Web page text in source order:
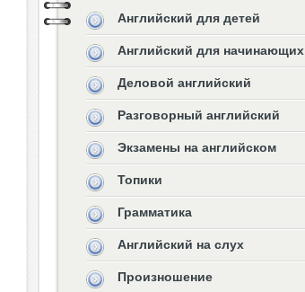
Английский для детей
Английский для начинающих
Деловой английский
Разговорный английский
Экзамены на английском
Топики
Грамматика
Английский на слух
Произношение